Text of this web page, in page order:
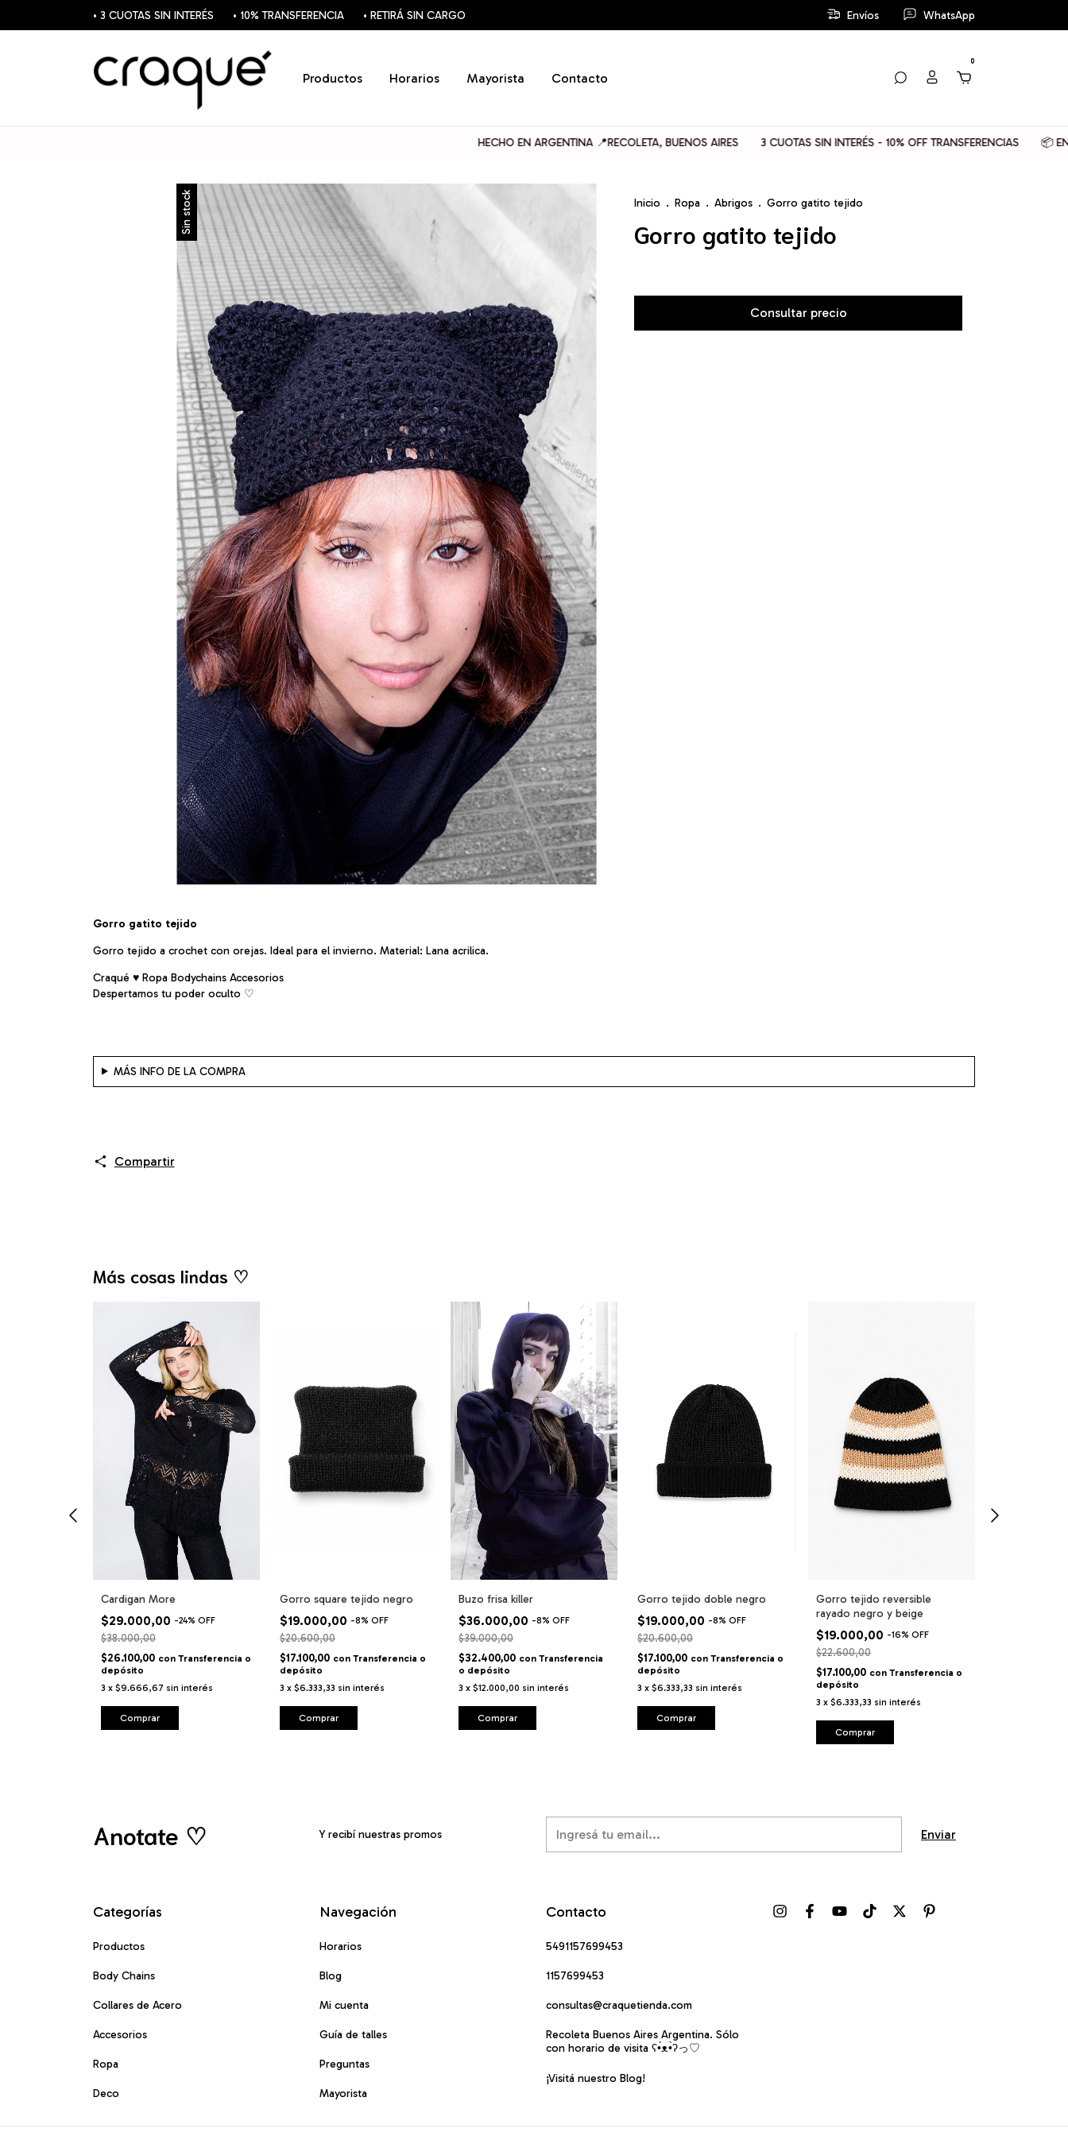
• 3 CUOTAS SIN INTERÉS • 10% TRANSFERENCIA • RETIRÁ SIN CARGO Envíos WhatsApp
Productos Horarios Mayorista Contacto
0
HECHO EN ARGENTINA 📍RECOLETA, BUENOS AIRES 3 CUOTAS SIN INTERÉS - 10% OFF TRANSFERENCIAS 📦 ENVIOS
Sin stock Inicio . Ropa . Abrigos . Gorro gatito tejido
Gorro gatito tejido
Gorro gatito tejido
Gorro tejido a crochet con orejas. Ideal para el invierno. Material: Lana acrilica.
Craqué ♥ Ropa Bodychains Accesorios
Despertamos tu poder oculto ♡︎
MÁS INFO DE LA COMPRA
Compartir
Más cosas lindas ♡
Cardigan More
$29.000,00 -24% OFF
$38.000,00
$26.100,00 con Transferencia o
depósito
3 x $9.666,67 sin interés
Gorro square tejido negro
$19.000,00 -8% OFF
$20.600,00
$17.100,00 con Transferencia o
depósito
3 x $6.333,33 sin interés
Buzo frisa killer
$36.000,00 -8% OFF
$39.000,00
$32.400,00 con Transferencia
o depósito
3 x $12.000,00 sin interés
Comprar
Gorro tejido doble negro
$19.000,00 -8% OFF
$20.600,00
$17.100,00 con Transferencia o
depósito
3 x $6.333,33 sin interés
Gorro tejido reversible
rayado negro y beige
$19.000,00 -16% OFF
$22.600,00
$17.100,00 con Transferencia o
depósito
3 x $6.333,33 sin interés
Anotate ♡ Y recibí nuestras promos
Categorías
Productos
Body Chains
Collares de Acero
Accesorios
Ropa
Deco
Navegación
Horarios
Blog
Mi cuenta
Guía de talles
Preguntas
Mayorista
Contacto
5491157699453
1157699453
consultas@craquetienda.com
Recoleta Buenos Aires Argentina. Sólo
con horario de visita ʕ•́ᴥ•̀ʔっ♡
¡Visitá nuestro Blog!